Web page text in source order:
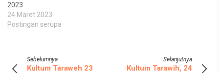
2023
24 Maret 2023
Postingan serupa
Sebelumnya
Kultum Taraweh 23
Selanjutnya
Kultum Tarawih, 24